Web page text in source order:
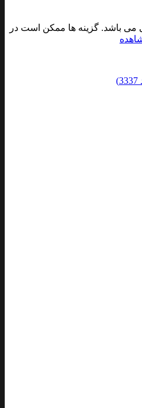
می باشد. گزینه ها ممکن است در